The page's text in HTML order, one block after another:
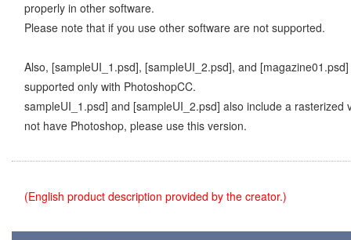
properly in other software.
Please note that if you use other software are not supported.
Also, [sampleUI_1.psd], [sampleUI_2.psd], and
supported only with PhotoshopCC.
sampleUI_1.psd] and [sampleUI_2.psd] also include a
not have Photoshop, please use this version.
(English product description provided by the creator.)